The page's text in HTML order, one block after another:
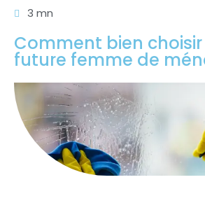
3 mn
Comment bien
future femme de